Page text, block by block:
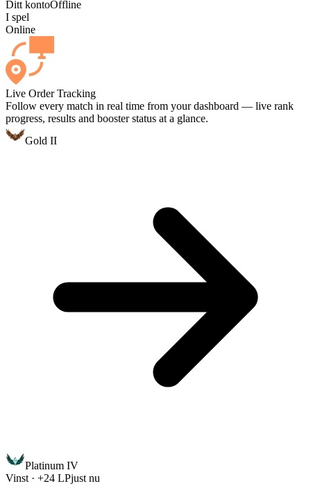
Ditt kontoOffline
I spel
Online
Live Order Tracking
Follow every match in real time from your dashboard — live rank
progress, results and booster status at a glance.
Gold II
Platinum IV
Vinst · +24 LPjust nu